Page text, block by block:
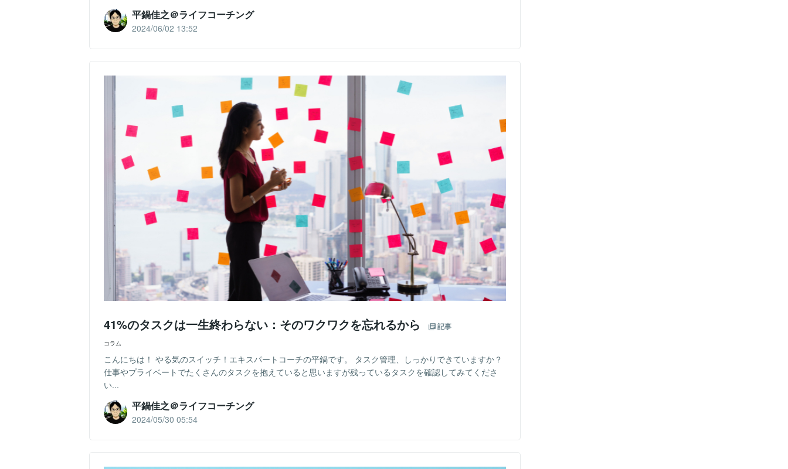
平鍋佳之＠ライフコーチング
2024/06/02 13:52
41%のタスクは一生終わらない：そのワクワクを忘れるから 記事
コラム
こんにちは！ やる気のスイッチ！エキスパートコーチの平鍋です。 タスク管理、しっかりできていますか？
仕事やプライベートでたくさんのタスクを抱えていると思いますが残っているタスクを確認してみてくださ
い...
平鍋佳之＠ライフコーチング
2024/05/30 05:54